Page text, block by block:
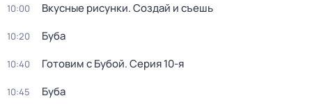
10:00 Вкусные рисунки. Создай и съешь
10:20 Буба
10:40 Готовим с Бубой. Серия 10-я
10:45 Буба